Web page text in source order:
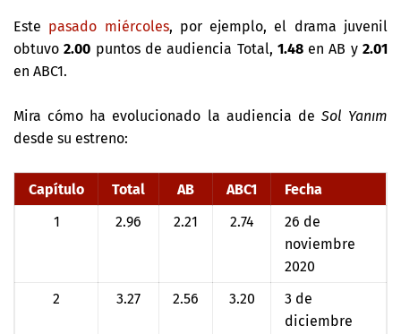
Este pasado miércoles, por ejemplo, el drama juvenil
obtuvo2.00 puntos de audiencia Total, 1.48en AB y2.01
en ABC1.
Mira cómo ha evolucionado la audiencia de Sol Yanım
desde su estreno:
Capítulo Total AB ABC1
Fecha
1
2.96 2.21 2.74
26 de
noviembre
2020
2
3.27 2.56 3.20
3 de
diciembre